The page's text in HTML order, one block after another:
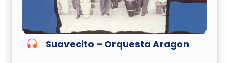
Suavecito – Orquesta Aragon